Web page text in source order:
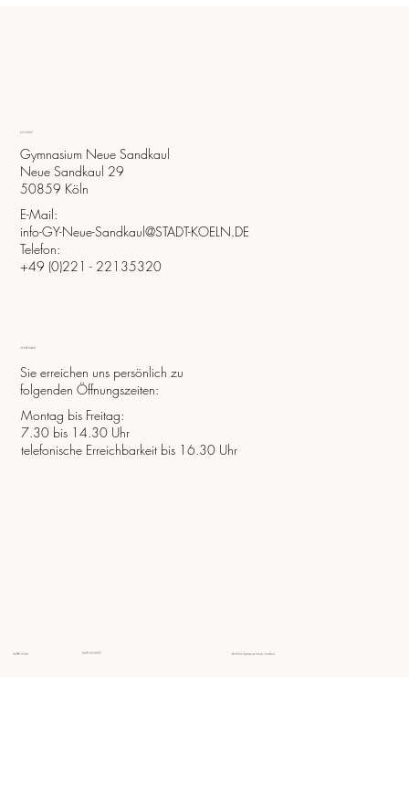
G YMNASIUM NEUE
KONTAKT
Gymnasium Neue Sandkaul
Neue Sandkaul 29
50859 Köln
E-Mail:
info-GY-Neue-Sandkaul@STADT-KOELN.DE
Telefon:
+49 (0)221 - 22135320
SEKRETARIAT
Sie erreichen uns persönlich zu
folgenden Öffnungszeiten:
Montag bis Freitag:
7.30 bis 14.30 Uhr
telefonische Erreichbarkeit bis 16.30 Uhr
IMPRESSUM DATENSCHUTZ © 2024 Gymnasium Neue Sandkaul